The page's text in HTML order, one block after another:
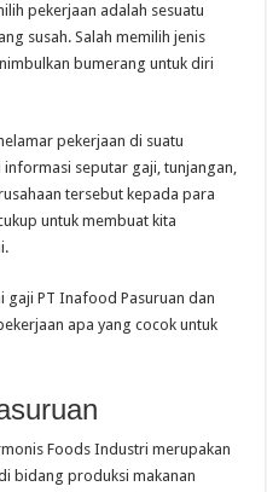
pekerjaan adalah sesuatu
susah. Salah memilih jenis
bumerang untuk diri
pekerjaan di suatu
seputar gaji, tunjangan,
tersebut kepada para
untuk membuat kita
gaji PT Inafood Pasuruan dan
apa yang cocok untuk
Foods Industri merupakan
bidang produksi makanan